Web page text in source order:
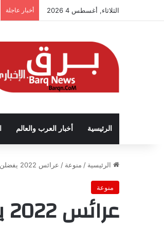
الثلاثاء, أغسطس 4 2026 أخبار عاجلة
الرئيسية أخبار العرب والعالم
الرئيسية / منوعة / عرائس 2022 يفضلن البساطة
منوعة
عرائس 2022 يفضلن البساطة